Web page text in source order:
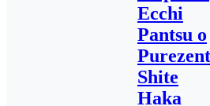
Ecchi
Pantsu o
Shite
Haka